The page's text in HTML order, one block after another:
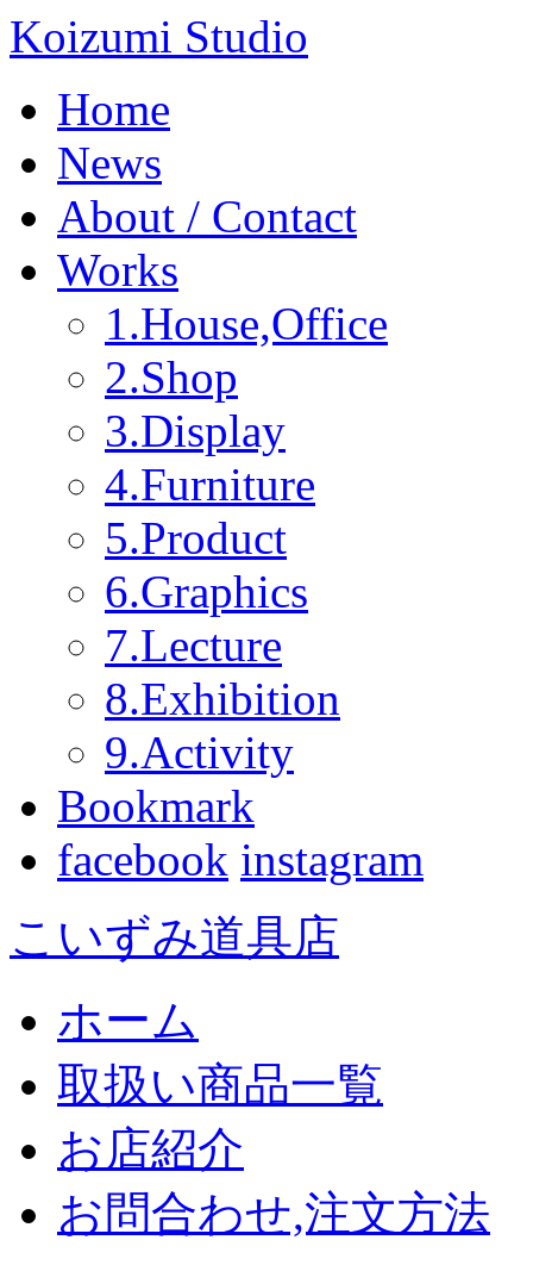
Koizumi Studio
Home
News
About / Contact
Works
1.House,Office
2.Shop
3.Display
4.Furniture
5.Product
6.Graphics
7.Lecture
8.Exhibition
9.Activity
Bookmark
facebook instagram
こいずみ道具店
ホーム
取扱い商品一覧
お店紹介
お問合わせ,注文方法